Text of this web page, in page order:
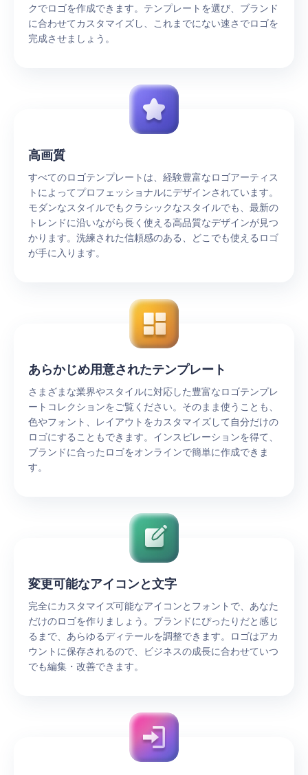
クでロゴを作成できます。テンプレートを選び、ブランド
に合わせてカスタマイズし、これまでにない速さでロゴを
完成させましょう。
高画質
すべてのロゴテンプレートは、経験豊富なロゴアーティス
トによってプロフェッショナルにデザインされています。
モダンなスタイルでもクラシックなスタイルでも、最新の
トレンドに沿いながら長く使える高品質なデザインが見つ
かります。洗練された信頼感のある、どこでも使えるロゴ
が手に入ります。
あらかじめ用意されたテンプレート
さまざまな業界やスタイルに対応した豊富なロゴテンプレ
ートコレクションをご覧ください。そのまま使うことも、
色やフォント、レイアウトをカスタマイズして自分だけの
ロゴにすることもできます。インスピレーションを得て、
ブランドに合ったロゴをオンラインで簡単に作成できま
す。
変更可能なアイコンと文字
完全にカスタマイズ可能なアイコンとフォントで、あなた
だけのロゴを作りましょう。ブランドにぴったりだと感じ
るまで、あらゆるディテールを調整できます。ロゴはアカ
ウントに保存されるので、ビジネスの成長に合わせていつ
でも編集・改善できます。